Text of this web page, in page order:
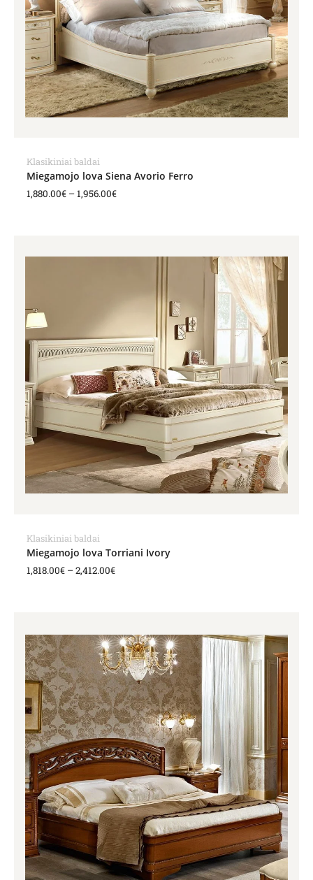
Klasikiniai baldai
Miegamojo lova Siena Avorio Ferro
1,880.00€ –1,956.00€
Klasikiniai baldai
Miegamojo lova Torriani Ivory
1,818.00€ –2,412.00€
2,129.00€
through
2,284.00€